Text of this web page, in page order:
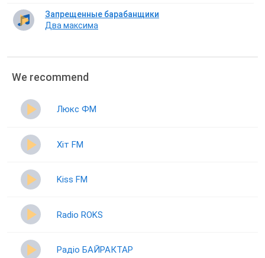
Запрещенные барабанщики
Два максима
We recommend
Люкс ФМ
Хіт FM
Kiss FM
Radio ROKS
Радіо БАЙРАКТАР